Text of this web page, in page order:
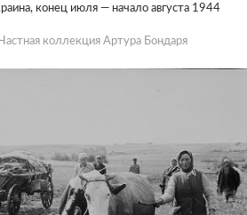
конец июля — начало августа 1944
коллекция Артура Бондаря